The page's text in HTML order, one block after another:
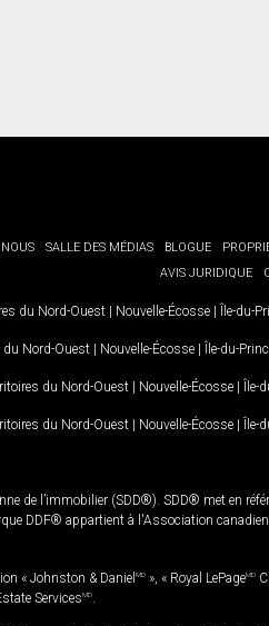
SALLE DES MÉDIAS BLOGUE
AVIS JURIDIQUE
du Nord-Ouest | Nouvelle-Écosse | Île-du-
du Nord-Ouest | Nouvelle-Écosse | Île-du-
du Nord-Ouest | Nouvelle-Écosse | Île-
du Nord-Ouest | Nouvelle-Écosse | Île-
de l’immobilier (SDD®). SDD® met en
DDF® appartient à l'Association
« Johnston & Daniel MD », « Royal LePageMD
ServicesMD